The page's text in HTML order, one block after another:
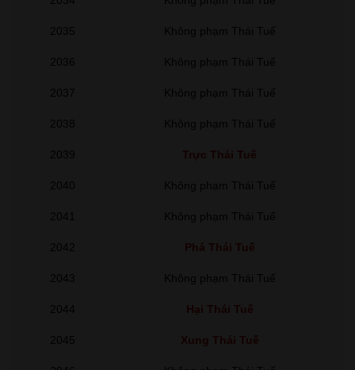
2035 Không phạm Thái Tuế
2036 Không phạm Thái Tuế
2037 Không phạm Thái Tuế
2038 Không phạm Thái Tuế
2039 Trực Thái Tuế
2040 Không phạm Thái Tuế
2041 Không phạm Thái Tuế
2042 Phá Thái Tuế
2043 Không phạm Thái Tuế
2044 Hại Thái Tuế
2045 Xung Thái Tuế